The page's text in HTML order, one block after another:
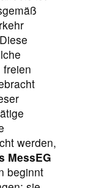
freien
werden,
MessEG
beginnt